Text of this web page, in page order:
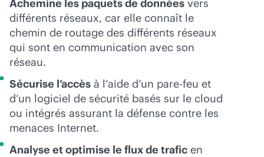
Achemine les paquets de données vers
différents réseaux, car elle connaît le
chemin de routage des différents réseaux
qui sont en communication avec son
réseau.
Sécurise l’accès à l’aide d’un pare-feu et
d’un logiciel de sécurité basés sur le cloud
ou intégrés assurant la défense contre les
menaces Internet.
Analyse et optimise le flux de trafic en